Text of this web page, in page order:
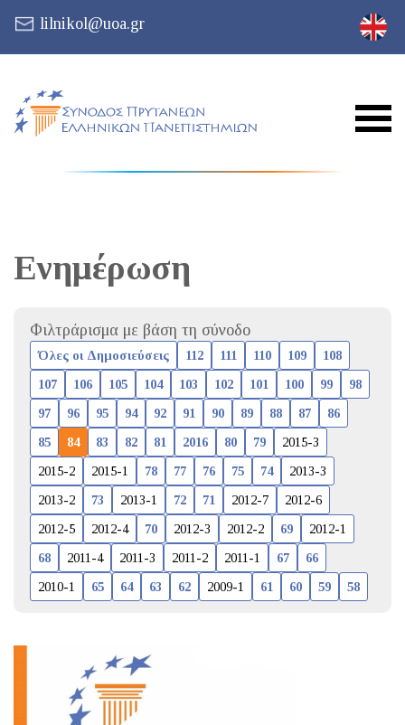
lilnikol@uoa.gr
Ενημέρωση
Φιλτράρισμα με βάση τη σύνοδο
Όλες οι Δημοσιεύσεις 112 111 110 109
108
107
106 105 104 103 102 101 100 99
98
97
96 95 94 92 91 90 89 88 87
86
85
84 83 82 81 2016 80 79
2015-3
2015-2
2015-1 78 77 76 75 74
2013-3
2013-2
73 2013-1 72 71 2012-7
2012-6
2012-5
2012-4 70 2012-3 2012-2 69
2012-1
68
2011-4 2011-3 2011-2 2011-1 67
66
2010-1
65 64 63 62 2009-1 61 60 59 58